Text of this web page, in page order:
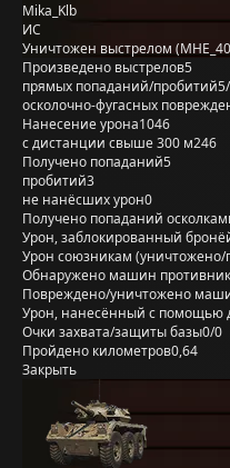
Mika_Klb
ИС
Уничтожен выстрелом
Произведено выстрелов5
прямых попаданий/пробитий
осколочно-фугасных
Нанесение урона1046
с дистанции свыше 300 м246
Получено попаданий5
пробитий3
не нанёсших урон0
Получено попаданий
Урон, заблокированный
Урон союзникам
Обнаружено машин
Повреждено/уничтожено
Урон, нанесённый с помощью
Очки захвата/защиты базы0/0
Пройдено километров0,64
Закрыть